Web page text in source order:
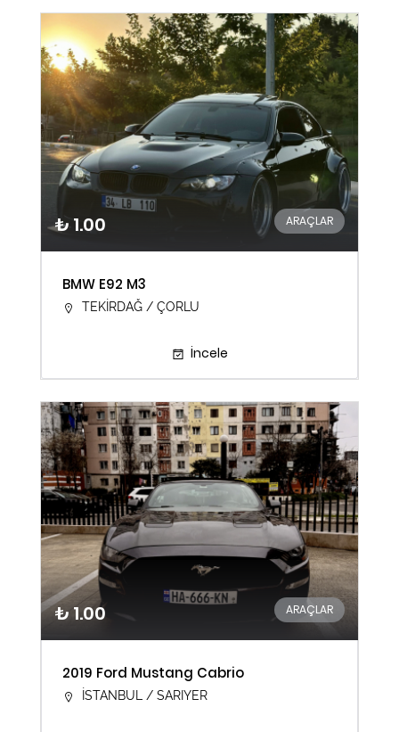
₺ 1.00 ARAÇLAR
BMW E92 M3
TEKİRDAĞ / ÇORLU
İncele
₺ 1.00 ARAÇLAR
2019 Ford Mustang Cabrio
İSTANBUL / SARIYER